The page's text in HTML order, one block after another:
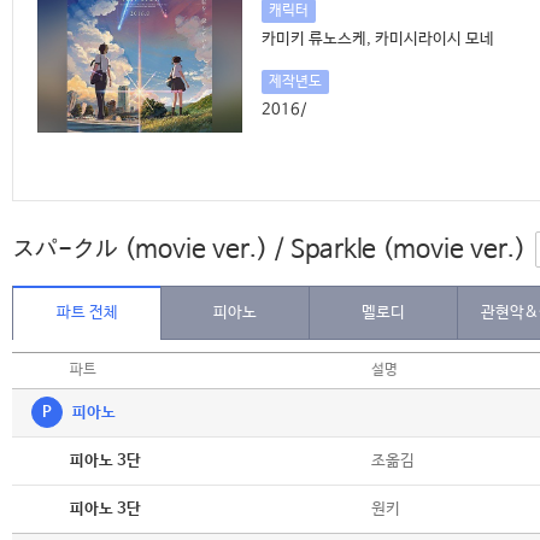
캐릭터
카미키 류노스케, 카미시라이시 모네
제작년도
2016/
スパ-クル (movie ver.) / Sparkle (movie ver.)
파트 전체 피아노 멜로디 관현악
파트 설명
P 피아노
피아노 3단 조옮김
피아노 3단 원키